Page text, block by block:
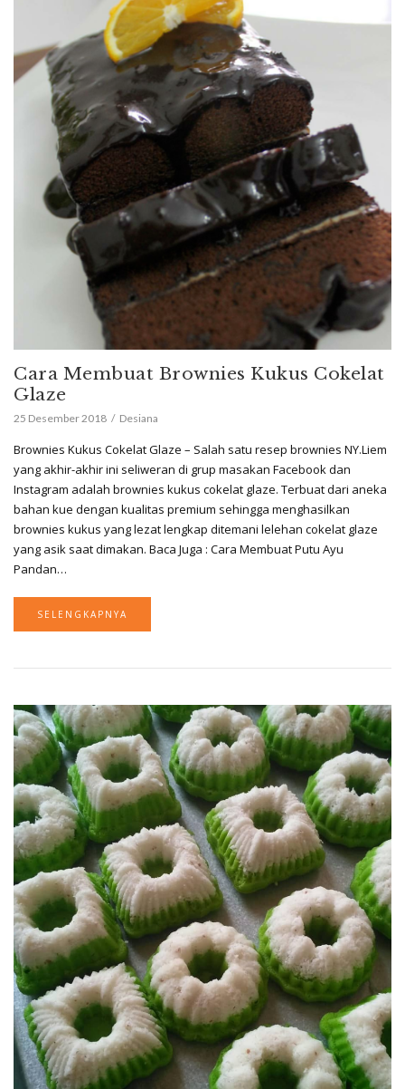
Cara Membuat Brownies Kukus Cokelat
Glaze
25 Desember 2018 Desiana
Brownies Kukus Cokelat Glaze – Salah satu resep brownies NY.Liem
yang akhir-akhir ini seliweran di grup masakan Facebook dan
Instagram adalah brownies kukus cokelat glaze. Terbuat dari aneka
bahan kue dengan kualitas premium sehingga menghasilkan
brownies kukus yang lezat lengkap ditemani lelehan cokelat glaze
yang asik saat dimakan. Baca Juga : Cara Membuat Putu Ayu
Pandan…
SELENGKAPNYA